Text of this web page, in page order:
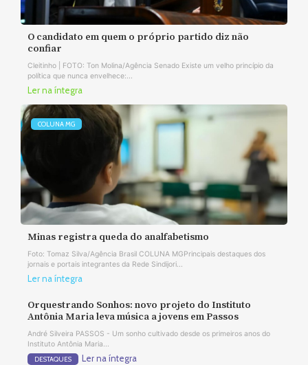
O candidato em quem o próprio partido diz não
confiar
Cleitinho | FOTO: Ton Molina/Agência Senado Existe um velho princípio da
política que nunca envelhece:...
Ler na íntegra
COLUNA MG
Minas registra queda do analfabetismo
Foto: Tomaz Silva/Agência Brasil COLUNA MGPrincipais destaques dos
jornais e portais integrantes da Rede Sindijori...
Ler na íntegra
Orquestrando Sonhos: novo projeto do Instituto
Antônia Maria leva música a jovens em Passos
André Silveira PASSOS - Um sonho cultivado desde os primeiros anos do
Instituto Antônia Maria...
DESTAQUES Ler na íntegra